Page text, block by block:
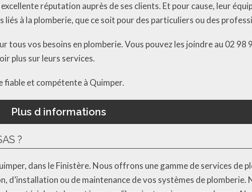
réputation auprès de ses clients. Et pour cause, leur
à la plomberie, que ce soit pour des particuliers ou des
tous vos besoins en plomberie. Vous pouvez les joindre au 02 98
plus sur leurs services.
fiable et compétente à Quimper.
Plus d informations
?
dans le Finistère. Nous offrons une gamme de services de
d’installation ou de maintenance de vos systèmes de plomberie.